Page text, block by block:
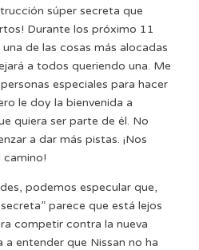
súper secreta que
Durante los próximo 11
de las cosas más alocadas
a todos queriendo una. Me
especiales para hacer
le doy la bienvenida a
quiera ser parte de él. No
a dar más pistas. ¡Nos
podemos especular que,
parece que está lejos
competir contra la nueva
entender que Nissan no ha